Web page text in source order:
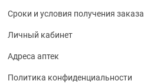
Сроки и условия получения заказа
Личный кабинет
Адреса аптек
Политика конфиденциальности